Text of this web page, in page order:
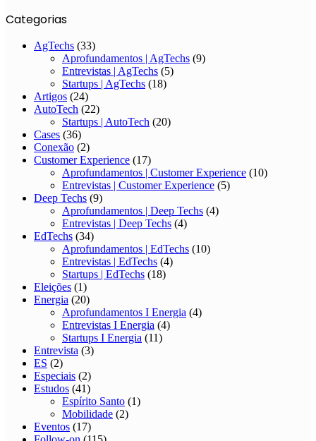
Categorias
AgTechs (33)
Aprofundamentos | AgTechs (9)
Entrevistas | AgTechs (5)
Startups | AgTechs (18)
Artigos (24)
AutoTech (22)
Startups | AutoTech (20)
Cases (36)
Conexão (2)
Customer Experience (17)
Aprofundamentos | Customer Experience (10)
Entrevistas | Customer Experience (5)
Deep Techs (9)
Aprofundamentos | Deep Techs (4)
Entrevistas | Deep Techs (4)
EdTechs (34)
Aprofundamentos | EdTechs (10)
Entrevistas | EdTechs (4)
Startups | EdTechs (18)
Eleições (1)
Energia (20)
Aprofundamentos I Energia (4)
Entrevistas I Energia (4)
Startups I Energia (11)
Entrevista (3)
ES (2)
Especiais (2)
Estudos (41)
Espírito Santo (1)
Mobilidade (2)
Eventos (17)